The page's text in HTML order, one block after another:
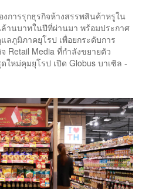
การรุกธุรกิจห้างสรรพสินค้าหรูใน
านบาทในปีที่ผ่านมา พร้อมประกาศ
ลภูมิภาคยุโรป เพื่อยกระดับการ
Retail Media ที่กำลังขยายตัว
หม่คุมยุโรป เปิด Globus บาเซิล -